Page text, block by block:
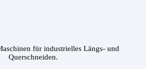
für industrielles Längs- und
Querschneiden.